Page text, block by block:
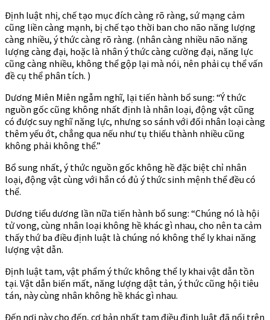
Định luật nhị, chế tạo mục đích càng rõ ràng, sứ mạng cảm
cũng liền càng mạnh, bị chế tạo thời ban cho não năng lượng
càng nhiều, ý thức càng rõ ràng. (nhân càng nhiều não năng
lượng càng đại, hoặc là nhân ý thức càng cường đại, năng lực
cũng càng nhiều, không thể gộp lại mà nói, nên phải cụ thể vấn
đề cụ thể phân tích. )
Dương Miên Miên ngẫm nghĩ, lại tiến hành bổ sung: “Ý thức
nguồn gốc cũng không nhất định là nhân loại, động vật cũng
có được suy nghĩ năng lực, nhưng so sánh với đối nhân loại càng
thêm yếu ớt, chẳng qua nếu như tụ thiếu thành nhiều cũng
không phải không thể.”
Bổ sung nhất, ý thức nguồn gốc không hề đặc biệt chỉ nhân
loại, động vật cùng với hắn có đủ ý thức sinh mệnh thể đều có
thể.
Dương tiểu dương lần nữa tiến hành bổ sung: “Chúng nó là hội
tử vong, cùng nhân loại không hề khác gì nhau, cho nên ta cảm
thấy thứ ba điều định luật là chúng nó không thể ly khai năng
lượng vật dẫn.
Định luật tam, vật phẩm ý thức không thể ly khai vật dẫn tồn
tại. Vật dẫn biến mất, năng lượng dật tản, ý thức cũng hội tiêu
tán, này cùng nhân không hề khác gì nhau.
Đến nơi này cho đến, cơ bản nhất tam điều định luật đã nổi trên